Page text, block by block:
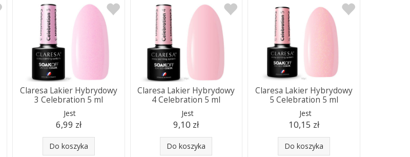
Claresa Lakier Hybrydowy
3 Celebration 5 ml
Jest
6,99 zł
Do koszyka
Claresa Lakier Hybrydowy
4 Celebration 5 ml
Jest
9,10 zł
Do koszyka
Claresa Lakier Hybrydowy
5 Celebration 5 ml
Jest
10,15 zł
Do koszyka